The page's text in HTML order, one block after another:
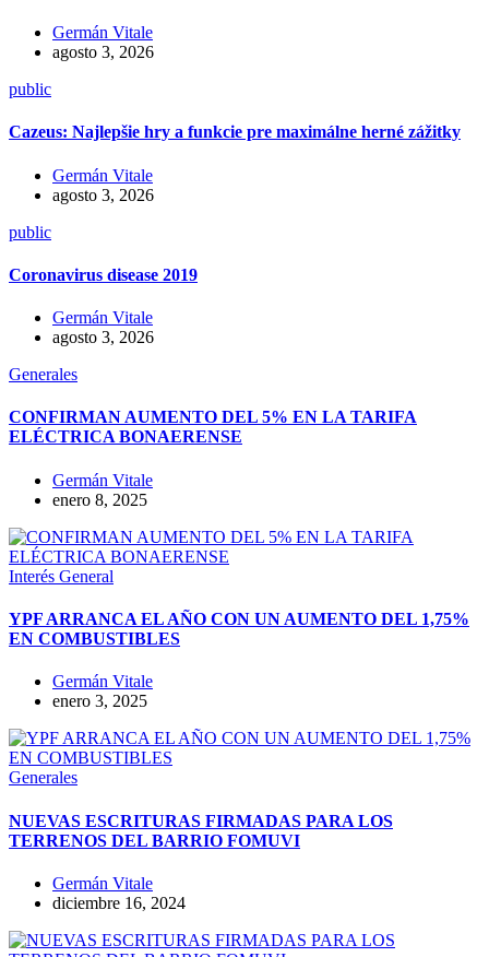
Germán Vitale
agosto 3, 2026
public
Cazeus: Najlepšie hry a funkcie pre maximálne herné zážitky
Germán Vitale
agosto 3, 2026
public
Coronavirus disease 2019
Germán Vitale
agosto 3, 2026
Generales
CONFIRMAN AUMENTO DEL 5% EN LA TARIFA
ELÉCTRICA BONAERENSE
Germán Vitale
enero 8, 2025
Interés General
YPF ARRANCA EL AÑO CON UN AUMENTO DEL 1,75%
EN COMBUSTIBLES
Germán Vitale
enero 3, 2025
Generales
NUEVAS ESCRITURAS FIRMADAS PARA LOS
TERRENOS DEL BARRIO FOMUVI
Germán Vitale
diciembre 16, 2024